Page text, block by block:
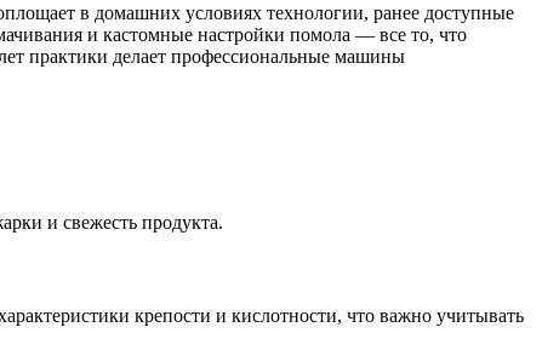
в домашних условиях технологии, ранее доступные
и кастомные настройки помола — все то, что
практики делает профессиональные машины
и свежесть продукта.
крепости и кислотности, что важно учитывать